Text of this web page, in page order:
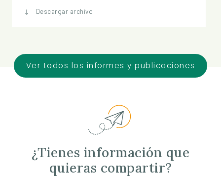
Descargar archivo
Ver todos los informes y publicaciones
¿Tienes información que
quieras compartir?